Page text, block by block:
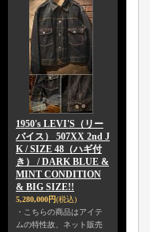
1950's LEVI'S（リー
バイス） 507XX 2nd J
K / SIZE 48（ハギ付
き） / DARK BLUE &
MINT CONDITION
& BIG SIZE!!
5,280,000円(税込)
・こちらの商品はアイテ
ムの特性故、ネット販売